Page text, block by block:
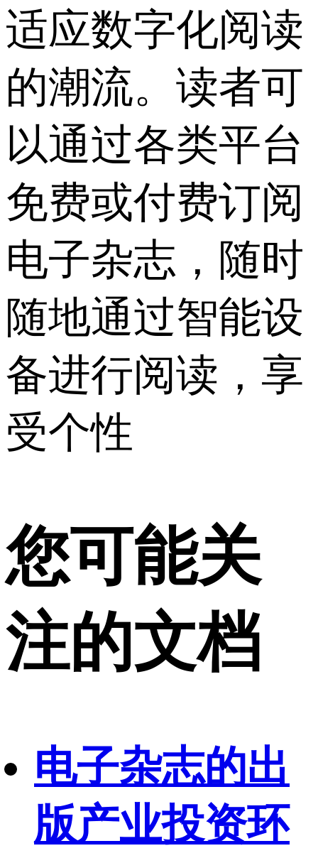
适应数字化阅读
的潮流。读者可
以通过各类平台
免费或付费订阅
电子杂志，随时
随地通过智能设
备进行阅读，享
受个性
您可能关
注的文档
电子杂志的出
版产业投资环